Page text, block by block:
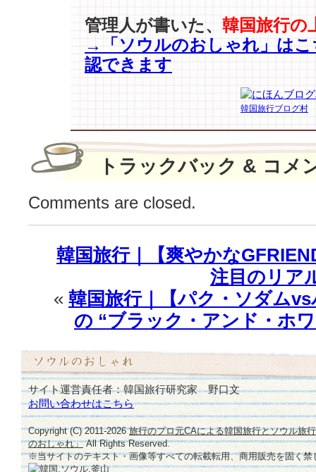
パ
タ
ー
掘
り
げ
み
管理人が書いた、 韓国旅行の
→「ソウルのおしゃれ」はこ
認できます
韓国旅行ブログ村
トラックバック & コメ
Comments are closed.
韓国旅行｜【爽やかな
注目のリア
« 韓国旅行｜【パク・ソダム
の “ブラック・アンド・ホ
サイト運営責任者：韓国旅行研究家 野口文
お問い合わせはこちら
Copyright (C) 2011-2026旅行のプロ元CAによる韓国旅行とソウル旅
のおしゃれ」All Rights Reserved.
※当サイトのテキスト・画像等すべての転載転用、商用販売を固く禁